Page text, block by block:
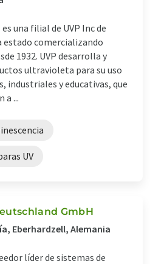
una filial de UVP Inc de
estado comercializando
1932. UVP desarrolla y
ultravioleta para su uso
industriales y educativas, que
a ...
UV
GmbH
Eberhardzell, Alemania
líder de sistemas de